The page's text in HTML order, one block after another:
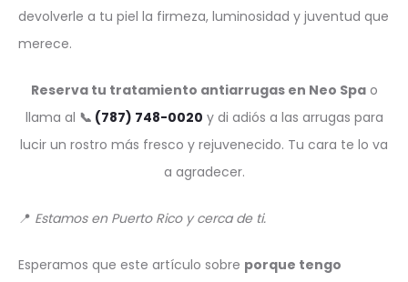
devolverle a tu piel la firmeza, luminosidad y juventud que
merece.
Reserva tu tratamiento antiarrugas en Neo Spao
llama al 📞 (787) 748-0020 y di adiós a las arrugas para
lucir un rostro más fresco y rejuvenecido. Tu cara te lo va
a agradecer.
📍 Estamos en Puerto Rico y cerca de ti.
Esperamos que este artículo sobre porque tengo